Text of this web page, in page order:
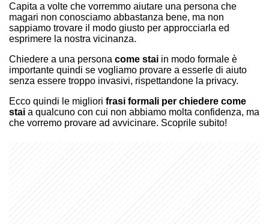
Capita a volte che vorremmo aiutare una persona che
magari non conosciamo abbastanza bene, ma non
sappiamo trovare il modo giusto per approcciarla ed
esprimere la nostra vicinanza.
Chiedere a una persona come stai in modo formale è
importante quindi se vogliamo provare a esserle di aiuto
senza essere troppo invasivi, rispettandone la privacy.
Ecco quindi le migliori frasi formali per chiedere come
stai a qualcuno con cui non abbiamo molta confidenza, ma
che vorremo provare ad avvicinare. Scoprile subito!